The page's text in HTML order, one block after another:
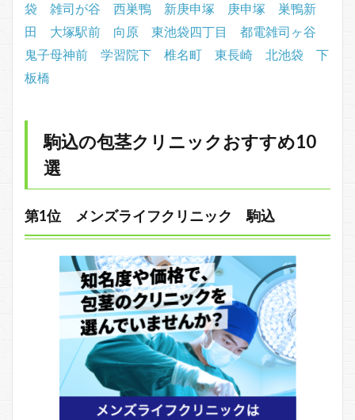
袋
雑司が谷 西巣鴨 新庚申塚 庚申塚
巣鴨新
田
大塚駅前 向原 東池袋四丁目
都電雑司ヶ谷
鬼子母神前
学習院下 椎名町 東長崎 北池袋
下
板橋
駒込の包茎クリニックおすすめ10
選
第1位 メンズライフクリニック 駒込